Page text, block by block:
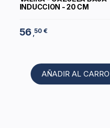
INDUCCION - 20 CM
56 ,50 €
AÑADIR AL CARRO